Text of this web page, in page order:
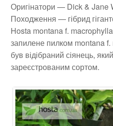
Оригінатори — Dick & Jane
Походження — гібрид
Hosta montana f.
запилене пилком montana f.
був відібраний сіянець,
зареєстрованим сортом.